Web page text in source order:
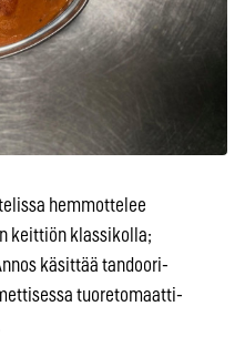
hemmottelee
keittiön klassikolla;
käsittää tandoori-
tuoretomaatti-